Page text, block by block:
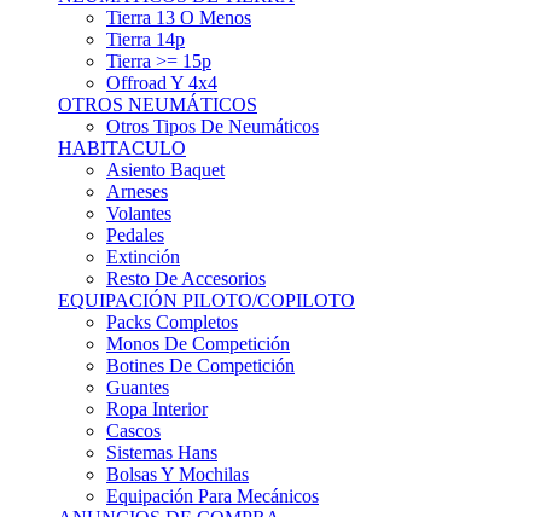
Tierra 14p
Tierra >= 15p
Offroad Y 4x4
OTROS NEUMÁTICOS
Otros Tipos De Neumáticos
HABITACULO
Asiento Baquet
Arneses
Volantes
Pedales
Extinción
Resto De Accesorios
EQUIPACIÓN PILOTO/COPILOTO
Packs Completos
Monos De Competición
Botines De Competición
Guantes
Ropa Interior
Cascos
Sistemas Hans
Bolsas Y Mochilas
Equipación Para Mecánicos
ANUNCIOS DE COMPRA
Compra De Piezas